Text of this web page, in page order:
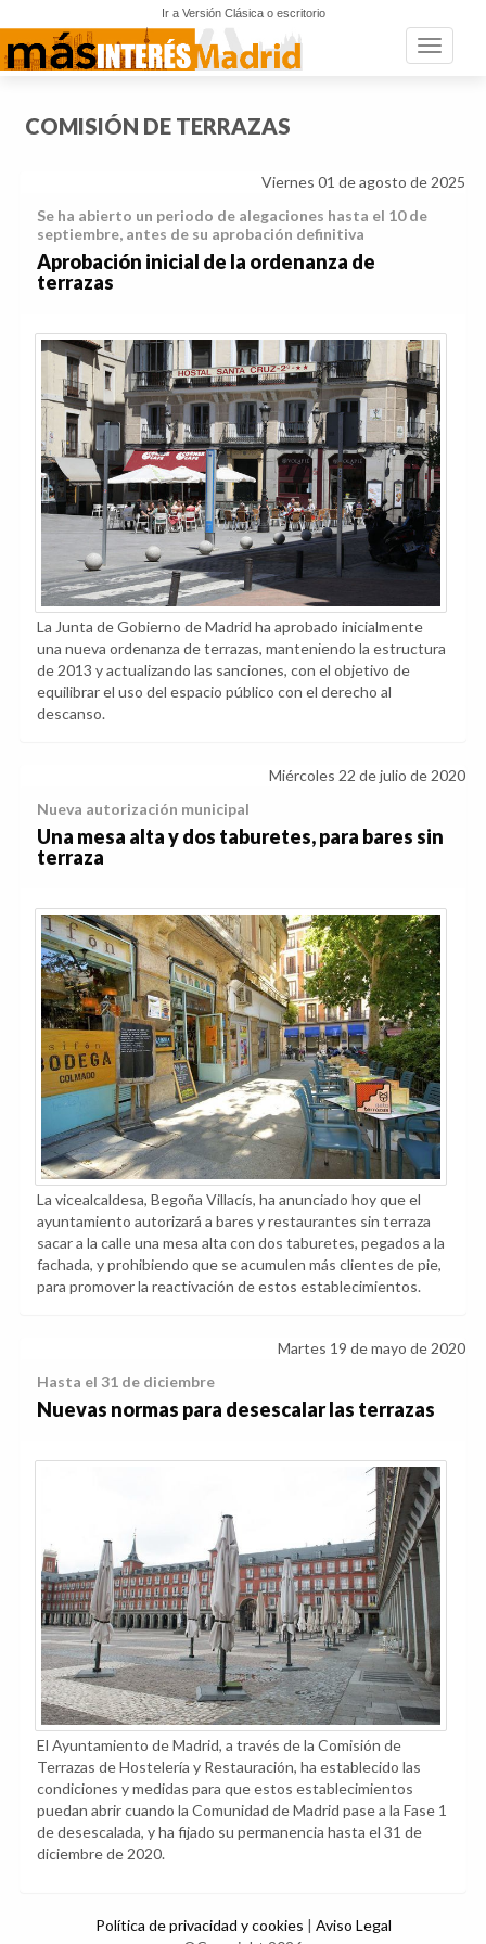
Ir a Versión Clásica o escritorio
Toggle
COMISIÓN DE TERRAZAS
Viernes 01 de agosto de 2025
Se ha abierto un periodo de alegaciones hasta el 10 de
septiembre, antes de su aprobación definitiva
Aprobación inicial de la ordenanza de
terrazas
La Junta de Gobierno de Madrid ha aprobado inicialmente
una nueva ordenanza de terrazas, manteniendo la estructura
de 2013 y actualizando las sanciones, con el objetivo de
equilibrar el uso del espacio público con el derecho al
descanso.
Miércoles 22 de julio de 2020
Nueva autorización municipal
Una mesa alta y dos taburetes, para bares sin
terraza
La vicealcaldesa, Begoña Villacís, ha anunciado hoy que el
ayuntamiento autorizará a bares y restaurantes sin terraza
sacar a la calle una mesa alta con dos taburetes, pegados a la
fachada, y prohibiendo que se acumulen más clientes de pie,
para promover la reactivación de estos establecimientos.
Martes 19 de mayo de 2020
Hasta el 31 de diciembre
Nuevas normas para desescalar las terrazas
El Ayuntamiento de Madrid, a través de la Comisión de
Terrazas de Hostelería y Restauración, ha establecido las
condiciones y medidas para que estos establecimientos
puedan abrir cuando la Comunidad de Madrid pase a la Fase 1
de desescalada, y ha fijado su permanencia hasta el 31 de
diciembre de 2020.
Política de privacidad y cookies | Aviso Legal